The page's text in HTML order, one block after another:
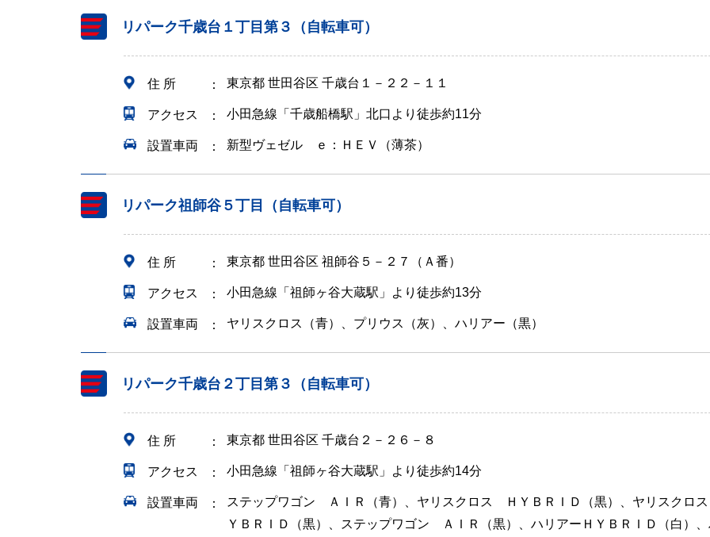
リパーク千歳台１丁目第３（自転車可）
住 所 東京都 世田谷区 千歳台１－２２－１１
アクセス 小田急線「千歳船橋駅」北口より徒歩約11分
設置車両 新型ヴェゼル ｅ：ＨＥＶ（薄茶）
リパーク祖師谷５丁目（自転車可）
住 所 東京都 世田谷区 祖師谷５－２７（Ａ番）
アクセス 小田急線「祖師ヶ谷大蔵駅」より徒歩約13分
設置車両 ヤリスクロス（青）、プリウス（灰）、ハリアー（黒）
リパーク千歳台２丁目第３（自転車可）
住 所 東京都 世田谷区 千歳台２－２６－８
アクセス 小田急線「祖師ヶ谷大蔵駅」より徒歩約14分
設置車両
ステップワゴン ＡＩＲ（青）、ヤリスクロス ＨＹＢＲＩＤ（黒）、ヤリスクロ
ＹＢＲＩＤ（黒）、ステップワゴン ＡＩＲ（黒）、ハリアーＨＹＢＲＩＤ（白）